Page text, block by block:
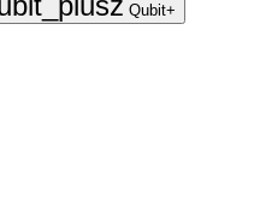
Qubit+